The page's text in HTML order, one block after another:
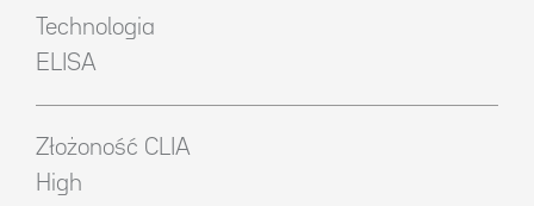
Technologia
ELISA
Złożoność CLIA
High